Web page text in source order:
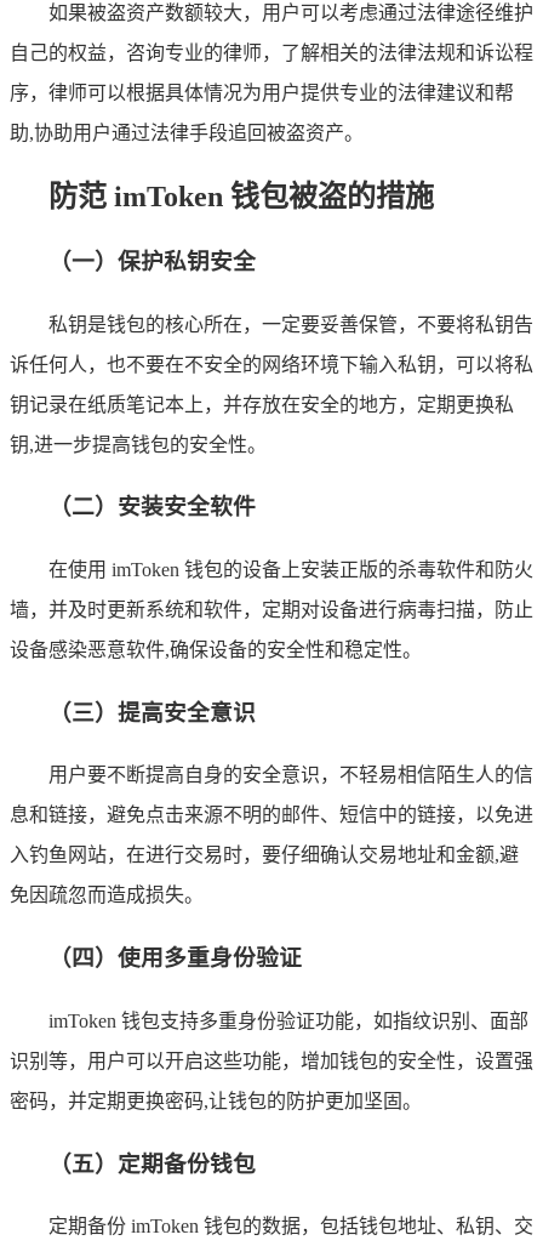
如果被盗资产数额较大，用户可以考虑通过法律途径维护
自己的权益，咨询专业的律师，了解相关的法律法规和诉讼程
序，律师可以根据具体情况为用户提供专业的法律建议和帮
助,协助用户通过法律手段追回被盗资产。
防范 imToken 钱包被盗的措施
（一）保护私钥安全
私钥是钱包的核心所在，一定要妥善保管，不要将私钥告
诉任何人，也不要在不安全的网络环境下输入私钥，可以将私
钥记录在纸质笔记本上，并存放在安全的地方，定期更换私
钥,进一步提高钱包的安全性。
（二）安装安全软件
在使用 imToken 钱包的设备上安装正版的杀毒软件和防火
墙，并及时更新系统和软件，定期对设备进行病毒扫描，防止
设备感染恶意软件,确保设备的安全性和稳定性。
（三）提高安全意识
用户要不断提高自身的安全意识，不轻易相信陌生人的信
息和链接，避免点击来源不明的邮件、短信中的链接，以免进
入钓鱼网站，在进行交易时，要仔细确认交易地址和金额,避
免因疏忽而造成损失。
（四）使用多重身份验证
imToken 钱包支持多重身份验证功能，如指纹识别、面部
识别等，用户可以开启这些功能，增加钱包的安全性，设置强
密码，并定期更换密码,让钱包的防护更加坚固。
（五）定期备份钱包
定期备份 imToken 钱包的数据，包括钱包地址、私钥、交